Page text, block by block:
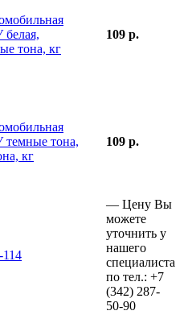
тона, кг
109 р.
тона,
кг
109 р.
— Цену Вы
можете
уточнить у
нашего
специалиста
по тел.: +7
(342) 287-
50-90